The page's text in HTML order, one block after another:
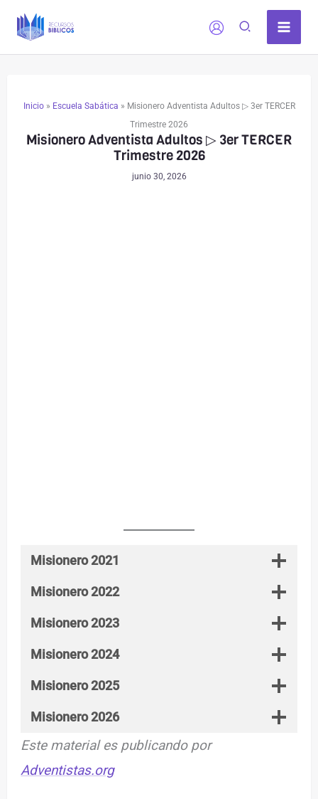
Inicio» Escuela Sabática » Misionero Adventista Adultos ▷ 3er TERCER
Trimestre 2026
Misionero Adventista Adultos ▷ 3er TERCER
Trimestre 2026
junio 30, 2026
Misionero 2021
Misionero 2022
Misionero 2023
Misionero 2024
Misionero 2025
Misionero 2026
Este material es publicando por
Adventistas.org
siguientes
siguientes